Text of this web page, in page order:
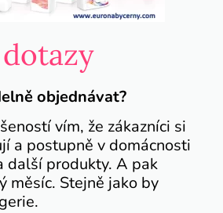
dotazy
objednávat?
vím, že zákazníci si
a postupně v domácnosti
další produkty. A pak
měsíc. Stejně jako by